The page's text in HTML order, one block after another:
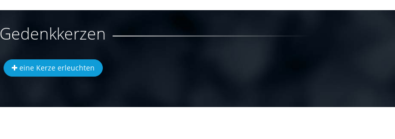
Gedenkkerzen
eine Kerze erleuchten